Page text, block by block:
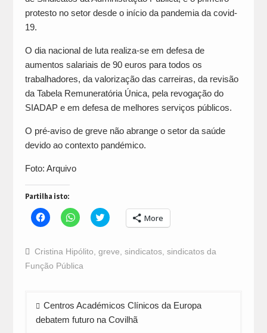
protesto no setor desde o início da pandemia da covid-
19.
O dia nacional de luta realiza-se em defesa de
aumentos salariais de 90 euros para todos os
trabalhadores, da valorização das carreiras, da revisão
da Tabela Remuneratória Única, pela revogação do
SIADAP e em defesa de melhores serviços públicos.
O pré-aviso de greve não abrange o setor da saúde
devido ao contexto pandémico.
Foto: Arquivo
Partilha isto:
Click
to
Facebook
(Opens
in
new
Click
to
WhatsApp
(Opens
new
Click
to
Twitter
(Opens
More
Cristina Hipólito greve sindicatos, sindicatos da
Função Pública
Navegação
de
Centros Académicos Clínicos da Europa
debatem futuro na Covilhã